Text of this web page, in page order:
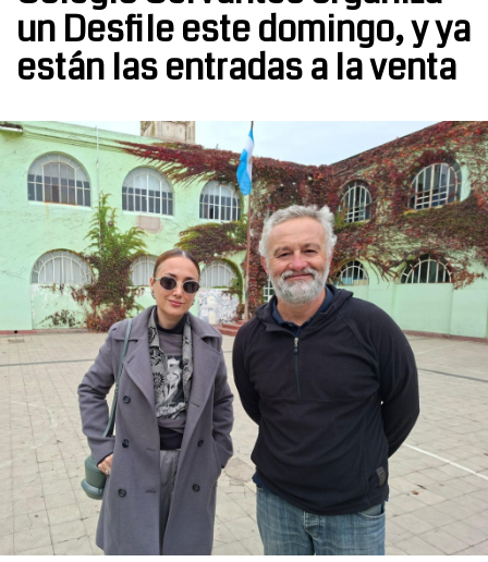
un Desfile este domingo, y ya
están las entradas a la venta